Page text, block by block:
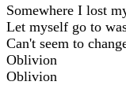
Somewhere I lost
Let myself go to
Can't seem to
Oblivion
Oblivion